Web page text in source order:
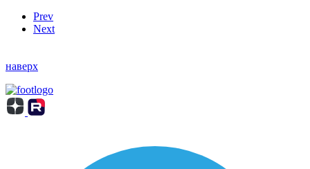
Prev
Next
наверх